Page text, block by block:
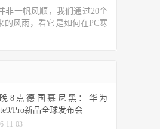
非一帆风顺，我们通过20个
的风雨，看它是如何在PC寒
8点德国慕尼黑：华为
Pro新品全球发布会
11-03